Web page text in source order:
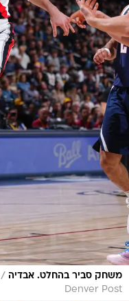
משחק סביר בהחלט. אבדיה /
Denver Post